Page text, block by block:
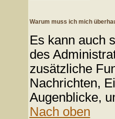
Warum muss ich mich
Es kann auch
des
zusätzliche
Nachrichten,
Augenblicke,
Nach oben